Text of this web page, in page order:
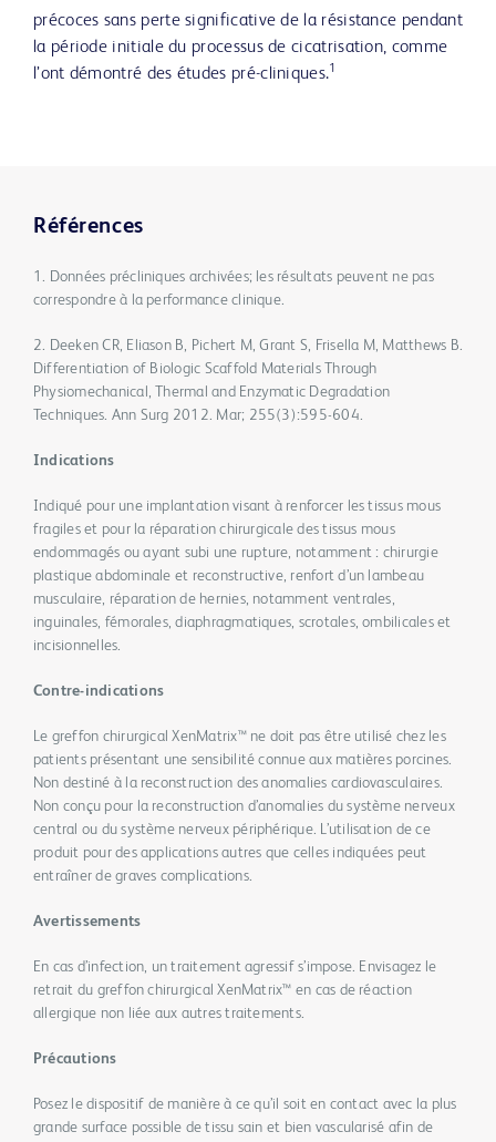
précoces sans perte significative de la résistance pendant
la période initiale du processus de cicatrisation, comme
l’ont démontré des études pré-cliniques.1
Références
1. Données précliniques archivées; les résultats peuvent ne pas
correspondre à la performance clinique.
2. Deeken CR, Eliason B, Pichert M, Grant S, Frisella M, Matthews B.
Differentiation of Biologic Scaffold Materials Through
Physiomechanical, Thermal and Enzymatic Degradation
Techniques. Ann Surg 2012. Mar; 255(3):595-604.
Indications
Indiqué pour une implantation visant à renforcer les tissus mous
fragiles et pour la réparation chirurgicale des tissus mous
endommagés ou ayant subi une rupture, notamment : chirurgie
plastique abdominale et reconstructive, renfort d’un lambeau
musculaire, réparation de hernies, notamment ventrales,
inguinales, fémorales, diaphragmatiques, scrotales, ombilicales et
incisionnelles.
Contre-indications
Le greffon chirurgical XenMatrix™ ne doit pas être utilisé chez les
patients présentant une sensibilité connue aux matières porcines.
Non destiné à la reconstruction des anomalies cardiovasculaires.
Non conçu pour la reconstruction d’anomalies du système nerveux
central ou du système nerveux périphérique. L’utilisation de ce
produit pour des applications autres que celles indiquées peut
entraîner de graves complications.
Avertissements
En cas d’infection, un traitement agressif s’impose. Envisagez le
retrait du greffon chirurgical XenMatrix™ en cas de réaction
allergique non liée aux autres traitements.
Précautions
Posez le dispositif de manière à ce qu’il soit en contact avec la plus
grande surface possible de tissu sain et bien vascularisé afin de